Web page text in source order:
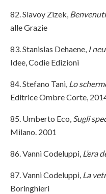
82. Slavoy Zizek,
alle Grazie
83. Stanislas Dehaene, I
Idee, Codie Edizioni
84. Stefano Tani, Lo
Editrice Ombre Corte,
85. Umberto Eco, Sugli
Milano. 2001
86. Vanni Codeluppi, L’era
87. Vanni Codeluppi, La
Boringhieri